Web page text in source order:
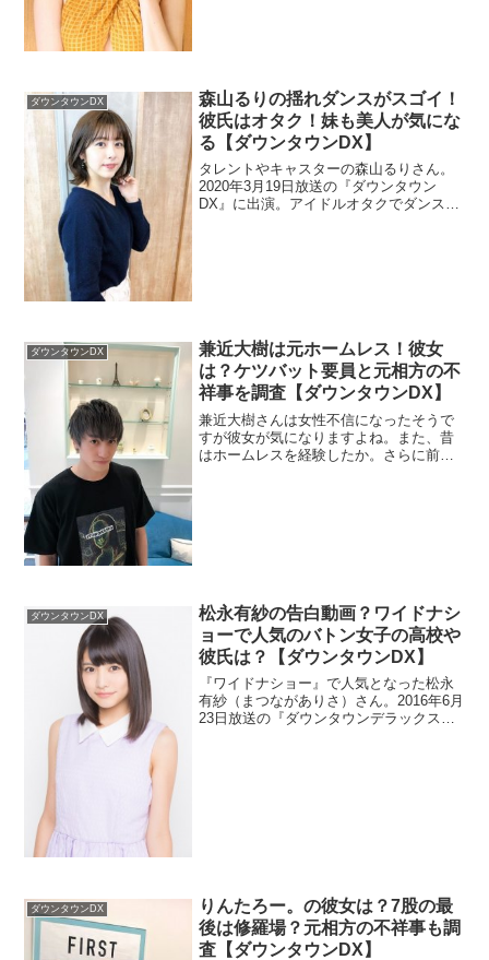
ダウンタウンDX
森山るりの揺れダンスがスゴイ！
彼氏はオタク！妹も美人が気にな
る【ダウンタウンDX】
タレントやキャスターの森山るりさん。
2020年3月19日放送の『ダウンタウン
DX』に出演。アイドルオタクでダンスを
ダウンタウンDX
兼近大樹は元ホームレス！彼女
は？ケツバット要員と元相方の不
祥事を調査【ダウンタウンDX】
兼近大樹さんは女性不信になったそうで
すが彼女が気になりますよね。また、昔
はホームレスを経験したか。さらに前の
ダウンタウンDX
松永有紗の告白動画？ワイドナシ
ョーで人気のバトン女子の高校や
彼氏は？【ダウンタウンDX】
『ワイドナショー』で人気となった松永
有紗（まつながありさ）さん。2016年6月
23日放送の『ダウンタウンデラックス』
ダウンタウンDX
りんたろー。の彼女は？7股の最
後は修羅場？元相方の不祥事も調
査【ダウンタウンDX】